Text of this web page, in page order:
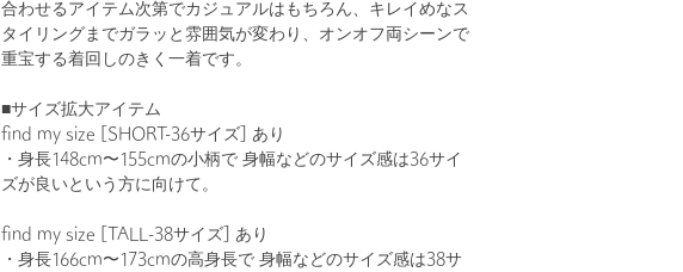
合わせるアイテム次第でカジュアルはもちろん、キレイめなス
タイリングまでガラッと雰囲気が変わり、オンオフ両シーンで
重宝する着回しのきく一着です。
■サイズ拡大アイテム
find my size [SHORT-36サイズ] あり
・身長148cm〜155cmの小柄で 身幅などのサイズ感は36サイ
ズが良いという方に向けて。
find my size [TALL-38サイズ] あり
・身長166cm〜173cmの高身長で 身幅などのサイズ感は38サ